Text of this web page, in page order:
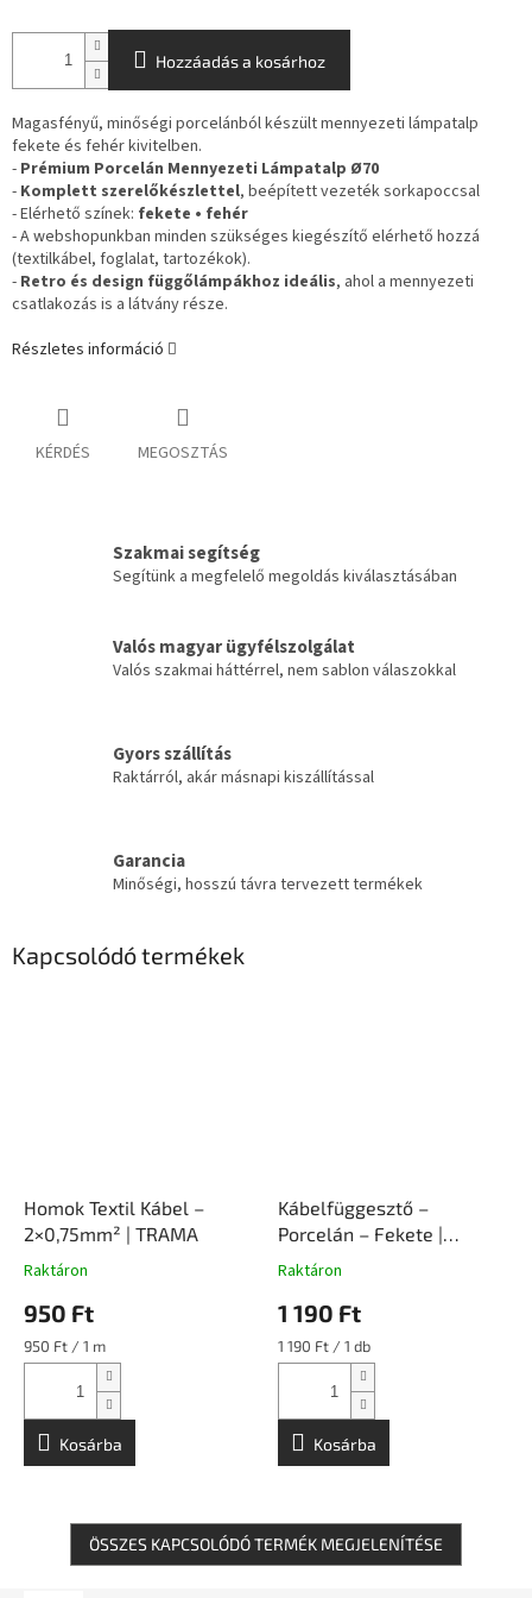
Hozzáadás a kosárhoz
Magasfényű, minőségi porcelánból készült mennyezeti lámpatalp
fekete és fehér kivitelben.
- Prémium Porcelán Mennyezeti Lámpatalp Ø70
- Komplett szerelőkészlettel, beépített vezeték sorkapoccsal
- Elérhető színek: fekete • fehér
- A webshopunkban minden szükséges kiegészítő elérhető hozzá
(textilkábel, foglalat, tartozékok).
- Retro és design függőlámpákhoz ideális, ahol a mennyezeti
csatlakozás is a látvány része.
Részletes információ
KÉRDÉS MEGOSZTÁS
Szakmai segítség
Segítünk a megfelelő megoldás kiválasztásában
Valós magyar ügyfélszolgálat
Valós szakmai háttérrel, nem sablon válaszokkal
Gyors szállítás
Raktárról, akár másnapi kiszállítással
Garancia
Minőségi, hosszú távra tervezett termékek
Kapcsolódó termékek
Homok Textil Kábel –
2×0,75mm² | TRAMA
Raktáron
950 Ft
Egységár:
950 Ft / 1 m
Kosárba
Kábelfüggesztő –
Porcelán – Fekete |
Ceramicon
Raktáron
1 190 Ft
Egységár:
1 190 Ft / 1 db
Kosárba
ÖSSZES KAPCSOLÓDÓ TERMÉK MEGJELENÍTÉSE